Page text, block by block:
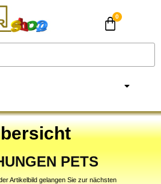
PETS
Artikelbild gelangen Sie zur nächsten